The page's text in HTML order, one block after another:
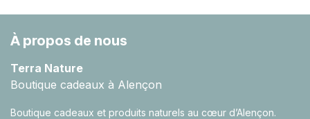
À propos de nous
Terra Nature
Boutique cadeaux à Alençon
Boutique cadeaux et produits naturels au cœur d’Alençon.